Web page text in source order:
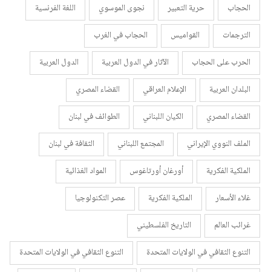
الحجاب
حرية التعبير نجوى الموسوي
اللغة الفرنسية
الترجمات
القواميس
الحجاب في الغرب
الحرب على الحجاب
الآثار في الدول العربية
الدول العربية
البلدان العربية
الإعلام العراقي
القضاء المصري
القضاء المصري
الكيان اللبناني
الطوائف في لبنان
الملف النووي الإيراني
المجتمع اللبناني
الثقافة في لبنان
الملكية الفكرية
أورغان أورتاغوس
المواد الغذائية
غلاء الأسعار
الملكية الفكرية
عصر التكنولوجيا
غرائب العالم
التاريخ الفلسطيني
التنوع الثقافي في الولايات المتحدة
التنوع الثقافي في الولايات المتحدة